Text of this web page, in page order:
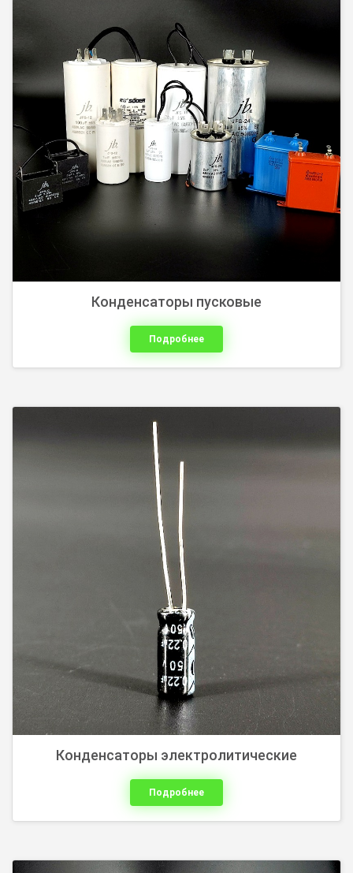
Конденсаторы пусковые
Подробнее
Конденсаторы электролитические
Подробнее